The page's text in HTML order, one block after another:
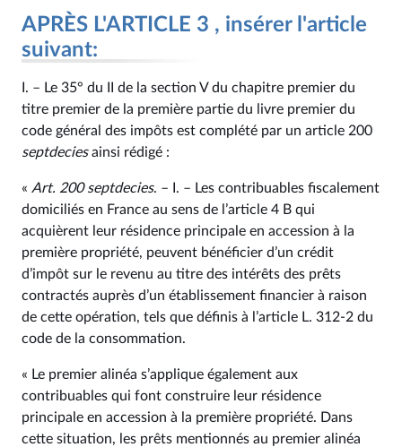
APRÈS L'ARTICLE 3 , insérer l'article
suivant:
I. – Le 35° du II de la section V du chapitre premier du
titre premier de la première partie du livre premier du
code général des impôts est complété par un article 200
septdeciesainsi rédigé :
« Art. 200 septdecies. – I. – Les contribuables fiscalement
domiciliés en France au sens de l’article 4 B qui
acquièrent leur résidence principale en accession à la
première propriété, peuvent bénéficier d’un crédit
d’impôt sur le revenu au titre des intérêts des prêts
contractés auprès d’un établissement financier à raison
de cette opération, tels que définis à l’article L. 312‑2 du
code de la consommation.
« Le premier alinéa s’applique également aux
contribuables qui font construire leur résidence
principale en accession à la première propriété. Dans
cette situation, les prêts mentionnés au premier alinéa